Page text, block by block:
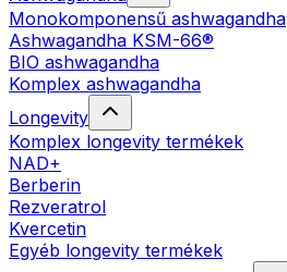
Monokomponensű ashwagandha
Ashwagandha KSM-66®
BIO ashwagandha
Komplex ashwagandha
Longevity
Komplex longevity termékek
NAD+
Berberin
Rezveratrol
Kvercetin
Egyéb longevity termékek